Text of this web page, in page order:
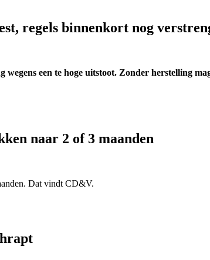
regels binnenkort nog
een te hoge uitstoot. Zonder herstelling
naar 2 of 3 maanden
Dat vindt CD&V.